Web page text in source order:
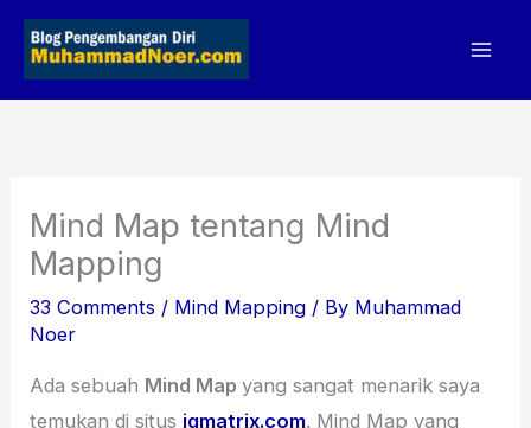
Skip
Mind Map tentang Mind
Mapping
33 Comments / Mind Mapping / By Muhammad
Noer
Ada sebuah Mind Mapyang sangat menarik saya
temukan di situs iqmatrix.com. Mind Map yang